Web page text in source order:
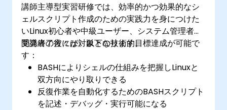
講師主導型実習研修では、効率的かつ効果的なシ
ェルスクリプト作成のための実践力を身につけた
いLinux初心者や中級ユーザー、システム管理者、
開発者の方々が対象となります。
受講終了後には、以下の技術的目標達成が可能で
す：
BASHによりシェルの仕組みを把握しLinuxと
双方向にやり取りできる
反復作業を自動化するためのBASHスクリプト
を記述・デバッグ・実行可能になる